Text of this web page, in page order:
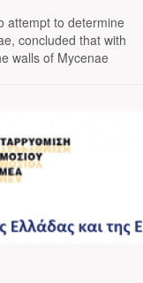
attempt to determine
concluded that with
walls of Mycenae